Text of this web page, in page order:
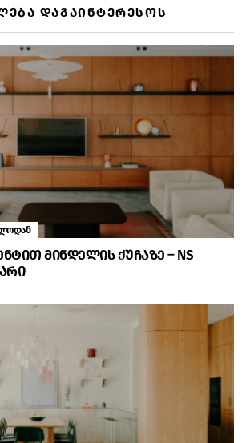
ᲓᲐᲒᲐᲘᲜᲢᲔᲠᲔᲡᲝᲡ
მინდელის ქუჩაზე – NS